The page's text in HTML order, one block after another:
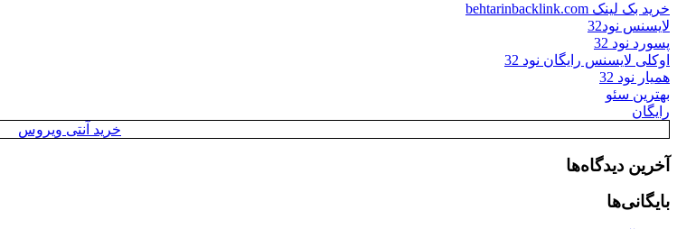
خرید بک لینک behtarinbacklink.com
لایسنس نود32
پسورد نود 32
اوکلی لایسنس رایگان نود 32
همیار نود 32
بهترین سئو
رایگان
خرید آنتی ویروس
آخرین دیدگاه‌ها
بایگانی‌ها